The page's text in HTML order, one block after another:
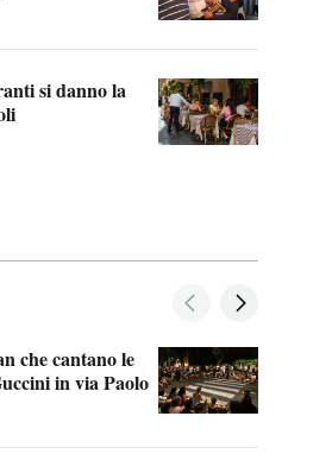
si danno la
che cantano le
in via Paolo